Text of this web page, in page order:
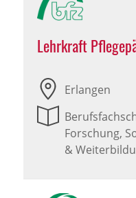
Lehrkraft
Erlangen
Forschung,
&